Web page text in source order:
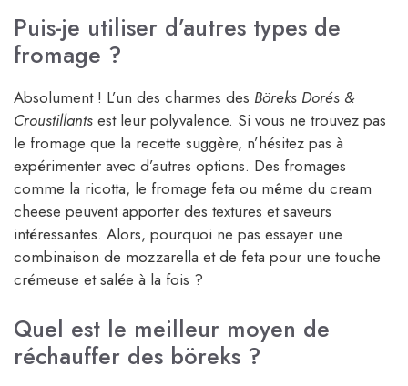
Puis-je utiliser d’autres types de
fromage ?
Absolument ! L’un des charmes des Böreks Dorés &
Croustillants est leur polyvalence. Si vous ne trouvez pas
le fromage que la recette suggère, n’hésitez pas à
expérimenter avec d’autres options. Des fromages
comme la ricotta, le fromage feta ou même du cream
cheese peuvent apporter des textures et saveurs
intéressantes. Alors, pourquoi ne pas essayer une
combinaison de mozzarella et de feta pour une touche
crémeuse et salée à la fois ?
Quel est le meilleur moyen de
réchauffer des böreks ?